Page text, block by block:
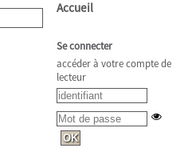
Accueil
Se connecter
accéder à votre compte de
lecteur